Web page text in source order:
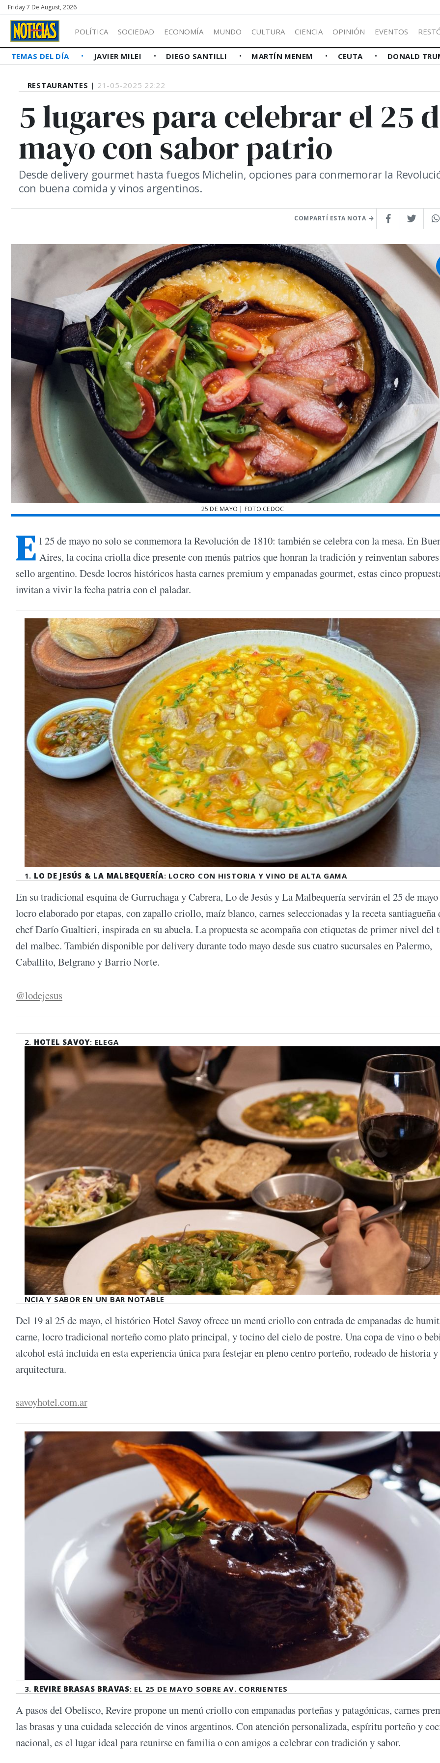
Friday 7 De August, 2026
POLÍTICA SOCIEDAD ECONOMÍA MUNDO CULTURA CIENCIA OPINIÓN EVENTOS
TEMAS DEL DÍA JAVIER MILEI DIEGO SANTILLI MARTÍN MENEM CEUTA DONALD
RESTAURANTES | 21-05-2025 22:22
5 lugares para celebrar el 25
mayo con sabor patrio
Desde delivery gourmet hasta fuegos Michelin, opciones para conmemorar la
con buena comida y vinos argentinos.
COMPARTÍ ESTA NOTA
25 DE MAYO | FOTO:CEDOC
E l 25 de mayo no solo se conmemora la Revolución de 1810: también se celebra con la mesa. En
Aires, la cocina criolla dice presente con menús patrios que honran la tradición y reinventan
sello argentino. Desde locros históricos hasta carnes premium y empanadas gourmet, estas cinco
invitan a vivir la fecha patria con el paladar.
1. LO DE JESÚS & LA MALBEQUERÍA: LOCRO CON HISTORIA Y VINO DE ALTA GAMA
En su tradicional esquina de Gurruchaga y Cabrera, Lo de Jesús y La Malbequería servirán el 25 de
locro elaborado por etapas, con zapallo criollo, maíz blanco, carnes seleccionadas y la receta santiagueña
chef Darío Gualtieri, inspirada en su abuela. La propuesta se acompaña con etiquetas de primer nivel del
del malbec. También disponible por delivery durante todo mayo desde sus cuatro sucursales en Palermo,
Caballito, Belgrano y Barrio Norte.
@lodejesus
2. HOTEL SAVOY: ELEGA
NCIA Y SABOR EN UN BAR NOTABLE
Del 19 al 25 de mayo, el histórico Hotel Savoy ofrece un menú criollo con entrada de empanadas de
carne, locro tradicional norteño como plato principal, y tocino del cielo de postre. Una copa de vino o
alcohol está incluida en esta experiencia única para festejar en pleno centro porteño, rodeado de historia y
arquitectura.
savoyhotel.com.ar
3. REVIRE BRASAS BRAVAS: EL 25 DE MAYO SOBRE AV. CORRIENTES
A pasos del Obelisco, Revire propone un menú criollo con empanadas porteñas y patagónicas, carnes
las brasas y una cuidada selección de vinos argentinos. Con atención personalizada, espíritu porteño y
nacional, es el lugar ideal para reunirse en familia o con amigos a celebrar con tradición y sabor.